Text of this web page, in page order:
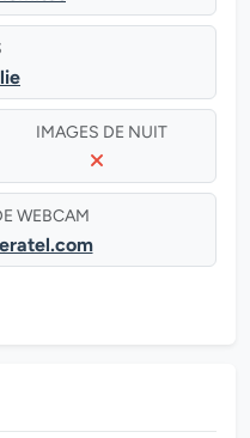
IMAGES DE NUIT
WEBCAM